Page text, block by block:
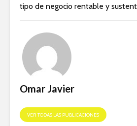
tipo de negocio rentable y
Omar Javier
VER TODAS LAS PUBLICACIONES